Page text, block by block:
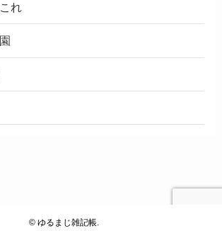
れ
©ゆるまじ雑記帳.